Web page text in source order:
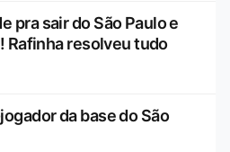
pra sair do São Paulo e
Rafinha resolveu tudo
da base do São